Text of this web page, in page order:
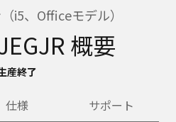
i5、Officeモデル）
概要
産終了
仕様 サポート